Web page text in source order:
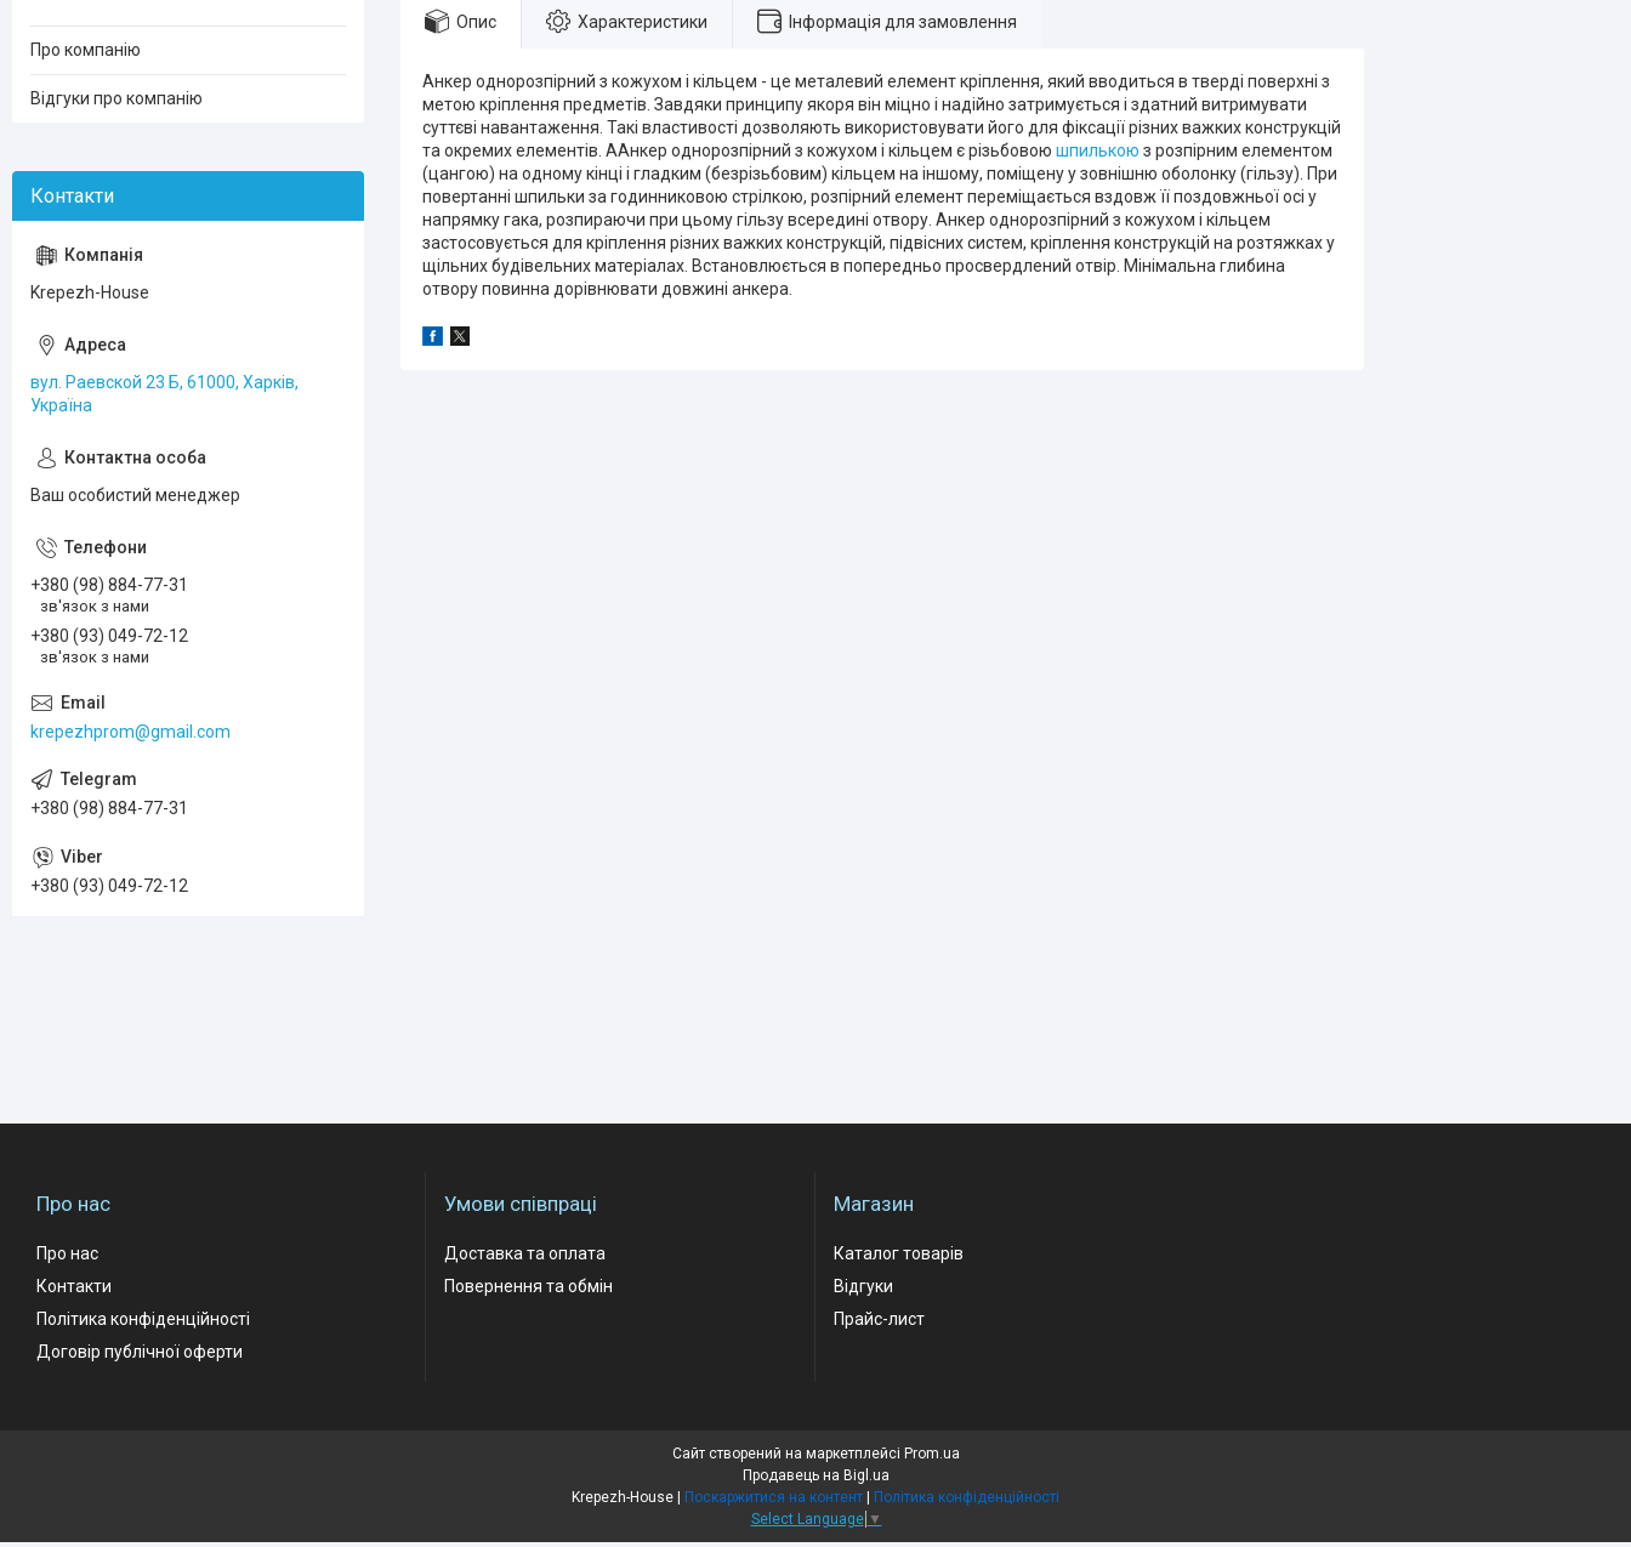
Опис Характеристики Інформація для замовлення
Анкер однорозпірний з кожухом і кільцем - це металевий елемент кріплення, який вводиться в тверді поверхні з
метою кріплення предметів. Завдяки принципу якоря він міцно і надійно затримується і здатний витримувати
суттєві навантаження. Такі властивості дозволяють використовувати його для фіксації різних важких конструкцій
та окремих елементів. ААнкер однорозпірний з кожухом і кільцем є різьбовою шпилькою з розпірним елементом
(цангою) на одному кінці і гладким (безрізьбовим) кільцем на іншому, поміщену у зовнішню оболонку (гільзу). При
повертанні шпильки за годинниковою стрілкою, розпірний елемент переміщається вздовж її поздовжньої осі у
напрямку гака, розпираючи при цьому гільзу всередині отвору. Анкер однорозпірний з кожухом і кільцем
застосовується для кріплення різних важких конструкцій, підвісних систем, кріплення конструкцій на розтяжках у
щільних будівельних матеріалах. Встановлюється в попередньо просвердлений отвір. Мінімальна глибина
отвору повинна дорівнювати довжині анкера.
Про компанію
Відгуки про компанію
Krepezh-House
вул. Раевской 23 Б, 61000, Харків,
Україна
Ваш особистий менеджер
+380 (98) 884-77-31
зв'язок з нами
+380 (93) 049-72-12
зв'язок з нами
krepezhprom@gmail.com
+380 (98) 884-77-31
+380 (93) 049-72-12
Про нас
Про нас
Контакти
Політика конфіденційності
Договір публічної оферти
Умови співпраці
Доставка та оплата
Повернення та обмін
Магазин
Каталог товарів
Відгуки
Прайс-лист
Сайт створений на маркетплейсі Prom.ua
Продавець на Bigl.ua
Krepezh-House | Поскаржитися на контент | Політика конфіденційності
Select Language ▼